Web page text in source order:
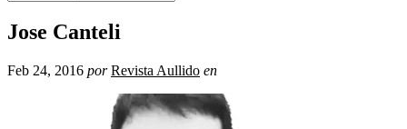
Jose Canteli
Feb 24, 2016 por Revista Aullido en